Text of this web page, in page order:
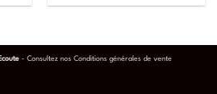
- Consultez nos Conditions générales de vente